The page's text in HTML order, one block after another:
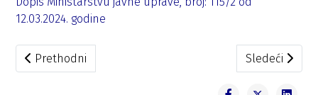
12.03.2024. godine
Prethodni članak: Dopis DIK upućen Demokratskoj Crnoj
Prethodni Sledeći
Sledeći